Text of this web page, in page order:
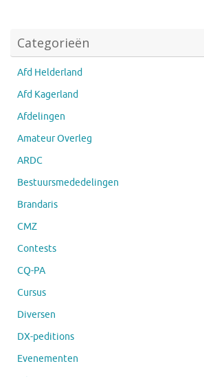
Categorieën
Afd Helderland
Afd Kagerland
Afdelingen
Amateur Overleg
ARDC
Bestuursmededelingen
Brandaris
CMZ
Contests
CQ-PA
Cursus
Diversen
DX-peditions
Evenementen